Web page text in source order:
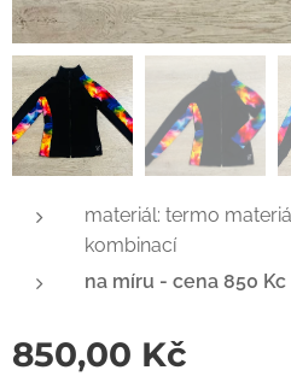
materiál: termo
kombinací
na míru - cena 850
850,00 Kč